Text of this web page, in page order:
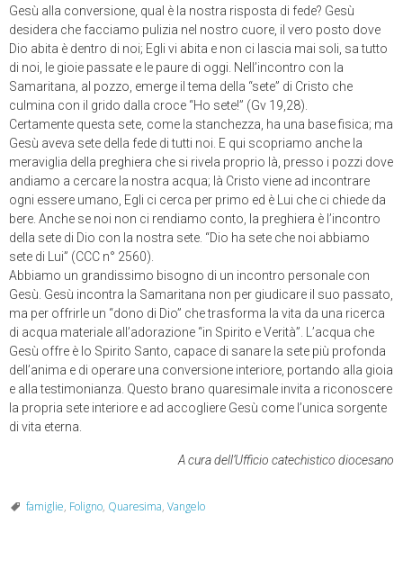
Gesù alla conversione, qual è la nostra risposta di fede? Gesù
desidera che facciamo pulizia nel nostro cuore, il vero posto dove
Dio abita è dentro di noi; Egli vi abita e non ci lascia mai soli, sa tutto
di noi, le gioie passate e le paure di oggi. Nell’incontro con la
Samaritana, al pozzo, emerge il tema della “sete” di Cristo che
culmina con il grido dalla croce “Ho sete!” (Gv 19,28).
Certamente questa sete, come la stanchezza, ha una base fisica; ma
Gesù aveva sete della fede di tutti noi. E qui scopriamo anche la
meraviglia della preghiera che si rivela proprio là, presso i pozzi dove
andiamo a cercare la nostra acqua; là Cristo viene ad incontrare
ogni essere umano, Egli ci cerca per primo ed è Lui che ci chiede da
bere. Anche se noi non ci rendiamo conto, la preghiera è l’incontro
della sete di Dio con la nostra sete. “Dio ha sete che noi abbiamo
sete di Lui” (CCC n° 2560).
Abbiamo un grandissimo bisogno di un incontro personale con
Gesù. Gesù incontra la Samaritana non per giudicare il suo passato,
ma per offrirle un “dono di Dio” che trasforma la vita da una ricerca
di acqua materiale all’adorazione “in Spirito e Verità”. L’acqua che
Gesù offre è lo Spirito Santo, capace di sanare la sete più profonda
dell’anima e di operare una conversione interiore, portando alla gioia
e alla testimonianza. Questo brano quaresimale invita a riconoscere
la propria sete interiore e ad accogliere Gesù come l’unica sorgente
di vita eterna.
A cura dell’Ufficio catechistico diocesano
famiglie, Foligno, Quaresima, Vangelo